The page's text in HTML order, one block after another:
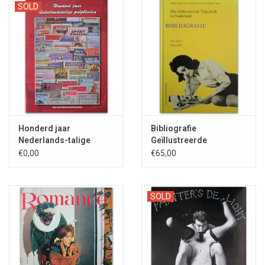
SOLD
Honderd jaar
Nederlands-talige
pulpbladen - 2009
€0,00
Bibliografie
Geïllustreerde
tijdschriften in
€65,00
SOLD